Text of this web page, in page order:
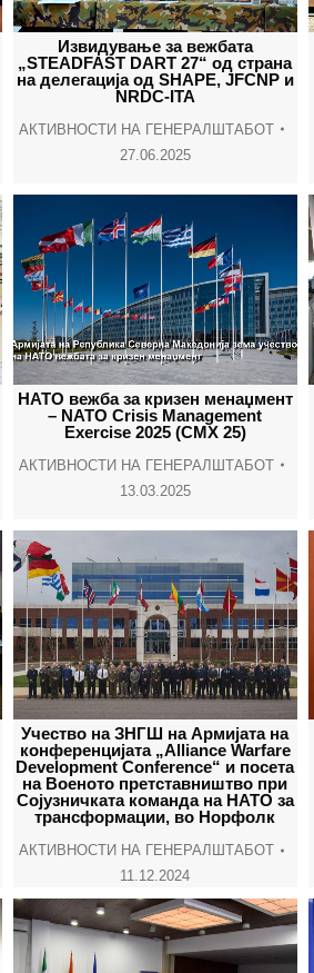
Извидување за вежбата
„STEADFAST DART 27“ од страна
на делегација од SHAPE, JFCNP и
NRDC-ITA
АКТИВНОСТИ НА ГЕНЕРАЛШТАБОТ
27.06.2025
НАТО вежба за кризен менаџмент
– NATO Crisis Management
Exercise 2025 (CMX 25)
АКТИВНОСТИ НА ГЕНЕРАЛШТАБОТ
13.03.2025
Учество на ЗНГШ на Армијата на
конференцијата „Alliance Warfare
Development Conference“ и посета
на Военото претставништво при
Сојузничката команда на НАТО за
трансформации, во Норфолк
АКТИВНОСТИ НА ГЕНЕРАЛШТАБОТ
11.12.2024